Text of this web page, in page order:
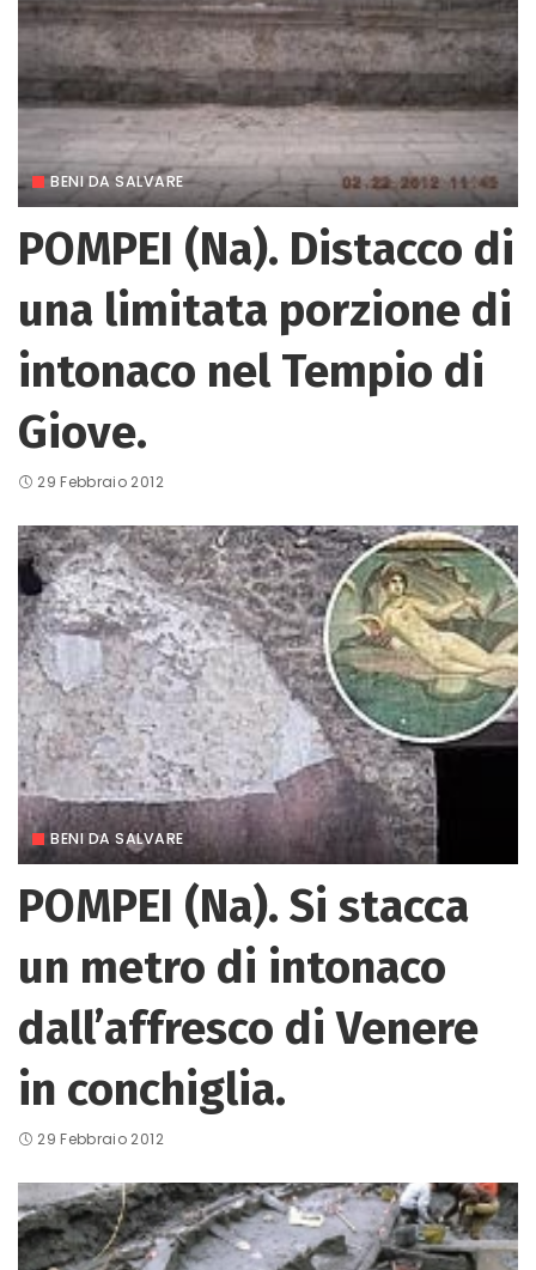
BENI DA SALVARE
POMPEI (Na). Distacco di
una limitata porzione di
intonaco nel Tempio di
Giove.
29 Febbraio 2012
BENI DA SALVARE
POMPEI (Na). Si stacca
un metro di intonaco
dall’affresco di Venere
in conchiglia.
29 Febbraio 2012